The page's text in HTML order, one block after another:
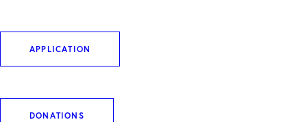
APPLICATION
DONATIONS
DOWNLOAD ARTIKEL